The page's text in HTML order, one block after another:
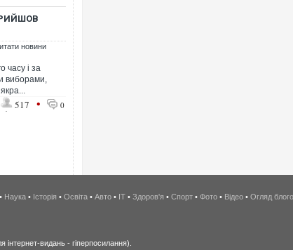
новини
часу і за
виборами,
517 • 0
• Наука • Історія • Освіта • Авто • IT • Здоров'я • Спорт • Фото • Відео • Огляд
видань - гіперпосилання).